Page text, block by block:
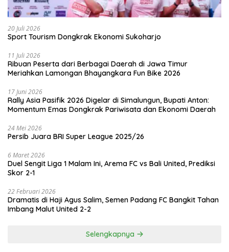
20 Juli 2026
Sport Tourism Dongkrak Ekonomi Sukoharjo
11 Juli 2026
Ribuan Peserta dari Berbagai Daerah di Jawa Timur
Meriahkan Lamongan Bhayangkara Fun Bike 2026
17 Juni 2026
Rally Asia Pasifik 2026 Digelar di Simalungun, Bupati Anton:
Momentum Emas Dongkrak Pariwisata dan Ekonomi Daerah
24 Mei 2026
Persib Juara BRI Super League 2025/26
6 Maret 2026
Duel Sengit Liga 1 Malam Ini, Arema FC vs Bali United, Prediksi
Skor 2-1
22 Februari 2026
Dramatis di Haji Agus Salim, Semen Padang FC Bangkit Tahan
Imbang Malut United 2-2
Selengkapnya